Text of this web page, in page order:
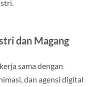
dan Magang
sama dengan
dan agensi digital